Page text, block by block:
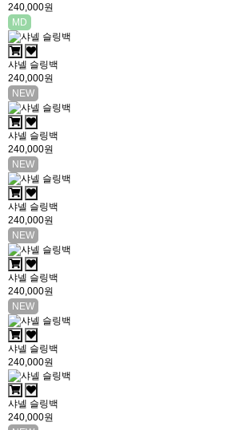
240,000원
MD
샤넬 슬링백
240,000원
NEW
샤넬 슬링백
240,000원
NEW
샤넬 슬링백
240,000원
NEW
샤넬 슬링백
240,000원
NEW
샤넬 슬링백
240,000원
샤넬 슬링백
240,000원